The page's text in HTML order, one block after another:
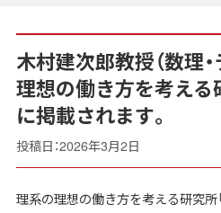
木村建次郎教授（数理
理想の働き方を考える
に掲載されます。
投稿日：2026年3月2日
理系の理想の働き方を考える研究所